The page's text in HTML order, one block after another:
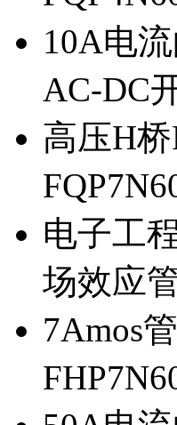
10A电
AC-DC
高压H
电子工
场效应
7Amos